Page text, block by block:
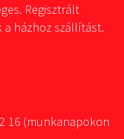
Regisztrált
házhoz szállítást.
16 (munkanapokon